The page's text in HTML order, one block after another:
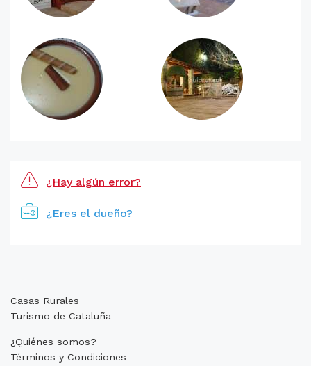
¿Hay algún error?
¿Eres el dueño?
Casas Rurales
Turismo de Cataluña
¿Quiénes somos?
Términos y Condiciones